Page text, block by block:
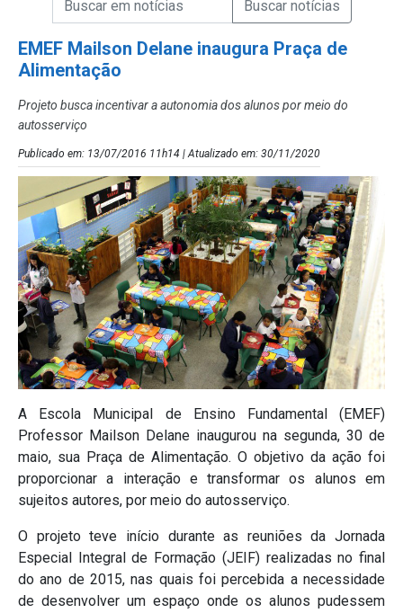
EMEF Mailson Delane inaugura Praça de
Alimentação
Projeto busca incentivar a autonomia dos alunos por meio do
autosserviço
Publicado em: 13/07/2016 11h14 | Atualizado em: 30/11/2020
A Escola Municipal de Ensino Fundamental (EMEF)
Professor Mailson Delane inaugurou na segunda, 30 de
maio, sua Praça de Alimentação. O objetivo da ação foi
proporcionar a interação e transformar os alunos em
sujeitos autores, por meio do autosserviço.
O projeto teve início durante as reuniões da Jornada
Especial Integral de Formação (JEIF) realizadas no final
do ano de 2015, nas quais foi percebida a necessidade
de desenvolver um espaço onde os alunos pudessem